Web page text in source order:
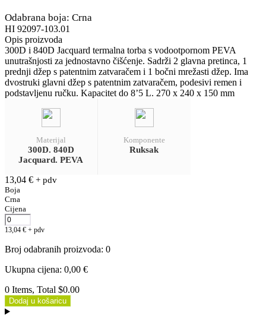
Odabrana boja: Crna
HI 92097-103.01
Opis proizvoda
300D i 840D Jacquard termalna torba s vodootpornom PEVA
unutrašnjosti za jednostavno čišćenje. Sadrži 2 glavna pretinca, 1
prednji džep s patentnim zatvaračem i 1 bočni mrežasti džep. Ima
dvostruki glavni džep s patentnim zatvaračem, podesivi remen i
podstavljenu ručku. Kapacitet do 8’5 L. 270 x 240 x 150 mm
Materijal
300D. 840D
Jacquard. PEVA
Komponente
Ruksak
13,04 € + pdv
Boja
Crna
Cijena
13,04 € + pdv
Broj odabranih proizvoda: 0
Ukupna cijena: 0,00 €
0 Items, Total $0.00
Dodaj u košaricu